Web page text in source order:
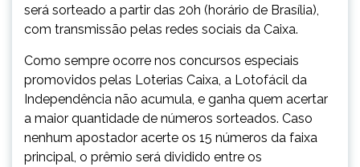
será sorteado a partir das 20h (horário de Brasília),
com transmissão pelas redes sociais da Caixa.
Como sempre ocorre nos concursos especiais
promovidos pelas Loterias Caixa, a Lotofácil da
Independência não acumula, e ganha quem acertar
a maior quantidade de números sorteados. Caso
nenhum apostador acerte os 15 números da faixa
principal, o prêmio será dividido entre os